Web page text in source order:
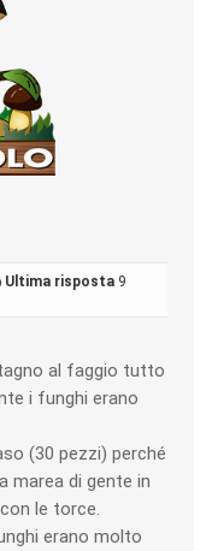
Ultima risposta 9
al faggio tutto
i funghi erano
(30 pezzi) perché
marea di gente in
le torce.
erano molto